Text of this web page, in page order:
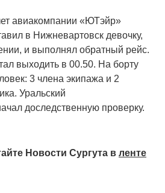
авиакомпании «ЮТэйр»
в Нижневартовск девочку,
и выполнял обратный рейс.
выходить в 00.50. На борту
3 члена экипажа и 2
Уральский
доследственную проверку.
Новости Сургута в ленте